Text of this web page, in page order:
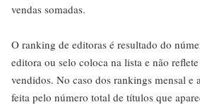
vendas somadas.
O ranking de editoras é resultado do
editora ou selo coloca na lista e não
vendidos. No caso dos rankings mensal e
feita pelo número total de títulos que